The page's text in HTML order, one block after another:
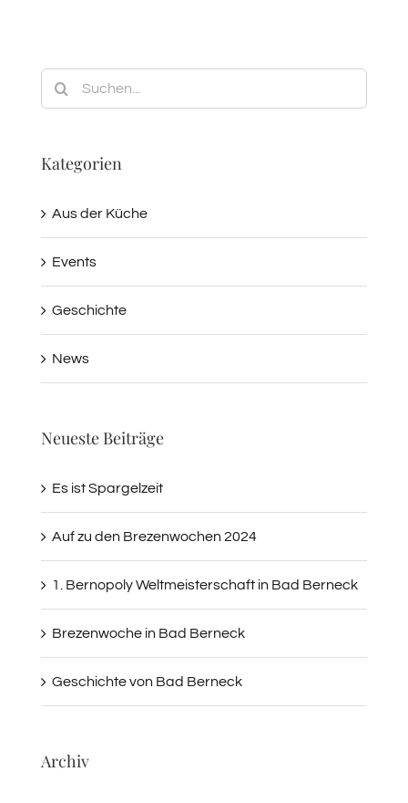
Suche
nach:
Kategorien
Aus der Küche
Events
Geschichte
News
Neueste Beiträge
Es ist Spargelzeit
Auf zu den Brezenwochen 2024
1. Bernopoly Weltmeisterschaft in Bad Berneck
Brezenwoche in Bad Berneck
Geschichte von Bad Berneck
Archiv